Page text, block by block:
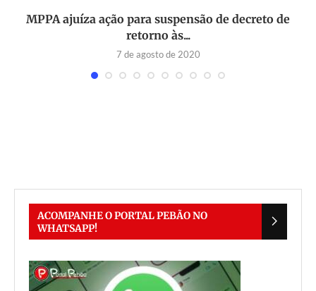
MPPA ajuíza ação para suspensão de decreto de
retorno às...
7 de agosto de 2020
ACOMPANHE O PORTAL PEBÃO NO
WHATSAPP!